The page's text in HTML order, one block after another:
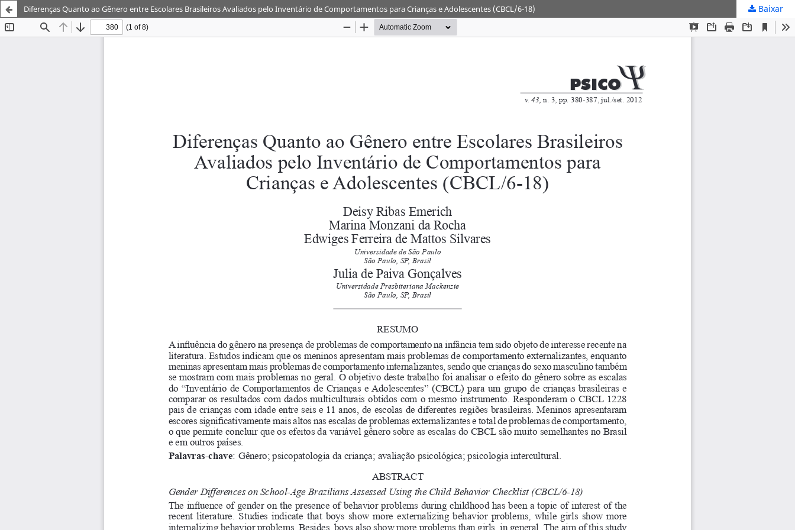
Diferenças Quanto ao Gênero entre Escolares Brasileiros Avaliados pelo Inventário de Comportamentos para Crianças e Adolescentes (CBCL/6-18) Baixar